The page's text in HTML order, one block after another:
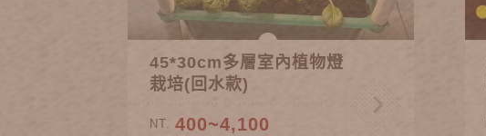
45*30cm多層室內植物燈
栽培(回水款)
NT. 400~4,100